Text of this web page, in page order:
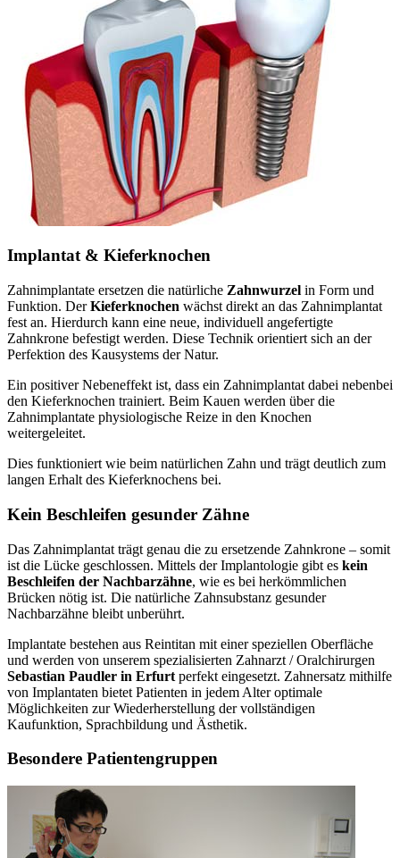
Implantat & Kieferknochen
Zahnimplantate ersetzen die natürliche Zahnwurzel in Form und
Funktion. DerKieferknochen wächst direkt an das Zahnimplantat
fest an. Hierdurch kann eine neue, individuell angefertigte
Zahnkrone befestigt werden. Diese Technik orientiert sich an der
Perfektion des Kausystems der Natur.
Ein positiver Nebeneffekt ist, dass ein Zahnimplantat dabei nebenbei
den Kieferknochen trainiert. Beim Kauen werden über die
Zahnimplantate physiologische Reize in den Knochen
weitergeleitet.
Dies funktioniert wie beim natürlichen Zahn und trägt deutlich zum
langen Erhalt des Kieferknochens bei.
Kein Beschleifen gesunder Zähne
Das Zahnimplantat trägt genau die zu ersetzende Zahnkrone – somit
ist die Lücke geschlossen. Mittels der Implantologie gibt es kein
Beschleifen der Nachbarzähne, wie es bei herkömmlichen
Brücken nötig ist. Die natürliche Zahnsubstanz gesunder
Nachbarzähne bleibt unberührt.
Implantate bestehen aus Reintitan mit einer speziellen Oberfläche
und werden von unserem spezialisierten Zahnarzt / Oralchirurgen
Sebastian Paudler in Erfurt perfekt eingesetzt. Zahnersatz mithilfe
von Implantaten bietet Patienten in jedem Alter optimale
Möglichkeiten zur Wiederherstellung der vollständigen
Kaufunktion, Sprachbildung und Ästhetik.
Besondere Patientengruppen